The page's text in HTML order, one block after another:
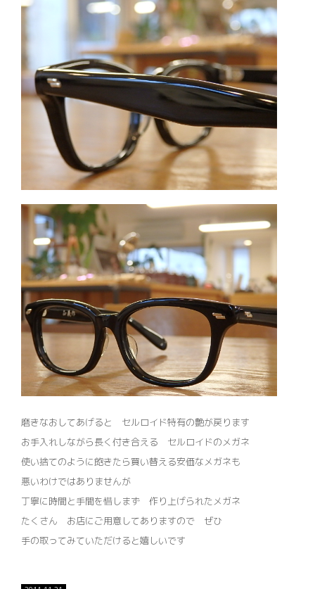
磨きなおしてあげると セルロイド特有の艶が戻ります
お手入れしながら長く付き合える セルロイドのメガネ
使い捨てのように飽きたら買い替える安価なメガネも
悪いわけではありませんが
丁寧に時間と手間を惜しまず 作り上げられたメガネ
たくさん お店にご用意してありますので ぜひ
手の取ってみていただけると嬉しいです